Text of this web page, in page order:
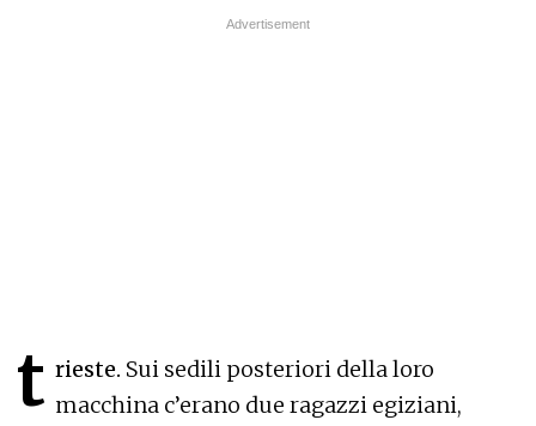
t rieste. Sui sedili posteriori della loro
macchina c’erano due ragazzi egiziani,